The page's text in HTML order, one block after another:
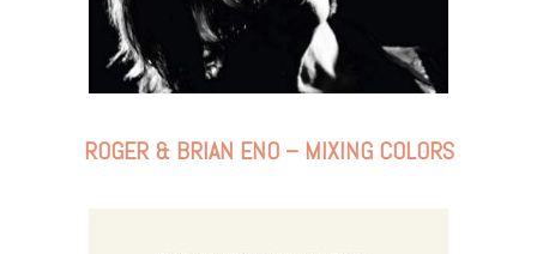
ROGER & BRIAN ENO – MIXING COLORS